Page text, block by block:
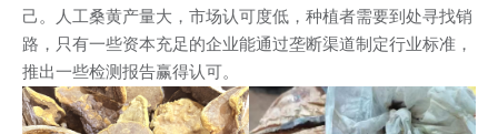
己。人工桑黄产量大，市场认可度低，种植者需要到处寻找销
路，只有一些资本充足的企业能通过垄断渠道制定行业标准，
推出一些检测报告赢得认可。